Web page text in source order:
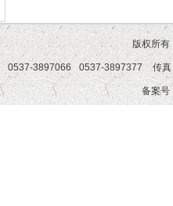
版权所有
0537-3897066 0537-3897377 传真
备案号